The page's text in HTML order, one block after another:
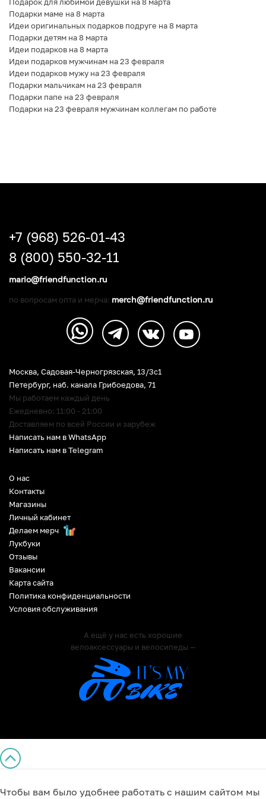
Подарки маме на 8 марта
Идеи оригинальных подарков подруге на 8 марта
Подарки детям на 8 марта
Идеи подарков на 8 марта
Идеи подарков мужчинам на 23 февраля
Идеи подарков мужу на 23 февраля
Подарки мальчикам на 23 февраля
Подарки папе на 23 февраля
Подарки на 23 февраля мужчинам коллегам по работе
О нас
Контакты
Магазины
Личный кабинет
Делаем мерч
Лукбуки
Отзывы
Вакансии
Карта сайта
Политика конфиденциальности
Условия обслуживания
А ещё у нас есть хорошие
велоаксессуары и велосипеды —
Москва, Садовая-Черногрязская, 13/3c1
Петербург, наб. канала Грибоедова, 71
Мы работаем каждый день
Ежедневно: 11:00 - 21:00
Доставляем по всей России и зарубеж
Написать нам в WhatsApp
Написать нам в Telegram
+7 (968) 526-01-43
8 (800) 550-32-11
mario@friendfunction.ru
по вопросам опта и мерча: merch@friendfunction.ru
Чтобы вам было удобнее работать с нашим сайтом мы